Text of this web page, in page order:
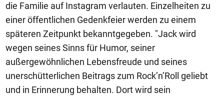
die Familie auf Instagram verlauten. Einzelheiten zu
einer öffentlichen Gedenkfeier werden zu einem
späteren Zeitpunkt bekanntgegeben. "Jack wird
wegen seines Sinns für Humor, seiner
außergewöhnlichen Lebensfreude und seines
unerschütterlichen Beitrags zum Rock’n’Roll geliebt
und in Erinnerung behalten. Dort wird sein